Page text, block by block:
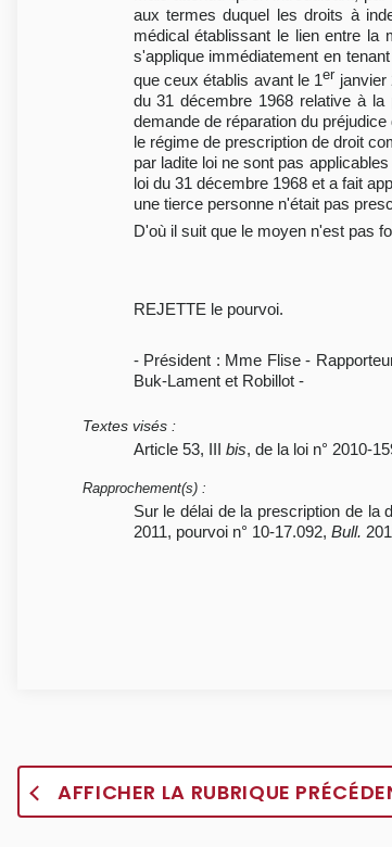
aux termes duquel les droits à
médical établissant le lien entre la
s'applique immédiatement en
que ceux établis avant le 1er janvier
du 31 décembre 1968 relative à
demande de réparation du
le régime de prescription de droit
par ladite loi ne sont pas
loi du 31 décembre 1968 et a fait
une tierce personne n'était pas
D'où il suit que le moyen n'est pas
REJETTE le pourvoi.
- Président : Mme Flise -
Buk-Lament et Robillot -
Textes visés :
Article 53, III bis, de la loi n° 2010-
Rapprochement(s) :
Sur le délai de la prescription de la
2011, pourvoi n° 10-17.092, Bull.
AFFICHER LA RUBRIQUE